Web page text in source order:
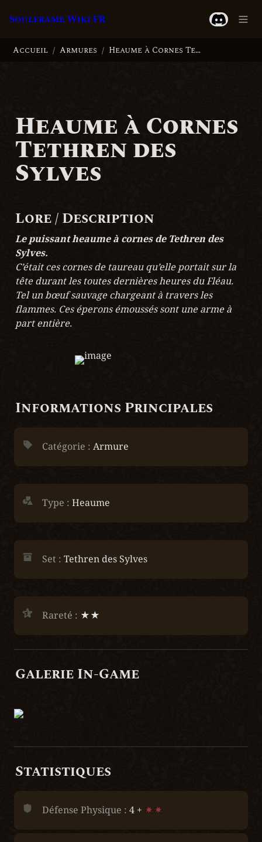
Soulframe Wiki FR
Accueil / Armures / Heaume à Cornes Tethren des Sylves
Heaume à Cornes
Tethren des
Sylves
Lore / Description
Le puissant heaume à cornes de Tethren des
Sylves.
C’était ces cornes de taureau qu’elle portait sur la
tête durant les toutes dernières heures du Fléau.
Tel un bœuf sauvage chargeant à travers les
flammes. Ces éperons émoussés sont une arme à
part entière.
Informations Principales
Catégorie : Armure
Type : Heaume
Set : Tethren des Sylves
Rareté : ★★
Galerie In-Game
Statistiques
Défense Physique : 4 +